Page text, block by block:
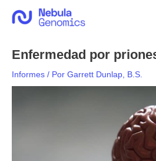
Enfermedad por
Informes / Por Garrett Dunlap, B.S.